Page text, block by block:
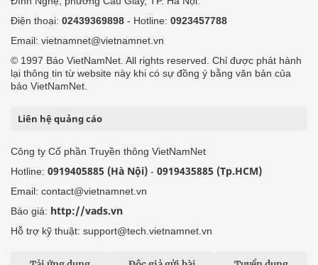
báo VietNamNet.
Liên hệ quảng cáo
Công ty Cổ phần Truyền thông VietNamNet
Hotline:0919405885 (Hà Nội)
Hỗ trợ kỹ thuật: support@tech.vietnamnet.vn
Tải ứng dụng